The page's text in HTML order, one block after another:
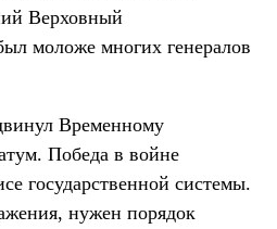
Верховный
моложе многих генералов
Временному
Победа в войне
государственной системы.
нужен порядок